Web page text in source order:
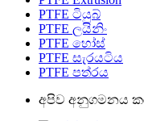
PTFE ටියුබ්
PTFE ලයිනිං
PTFE හෝස්
PTFE සැරයටිය
PTFE පත්රය
අපිව අනුගමනය